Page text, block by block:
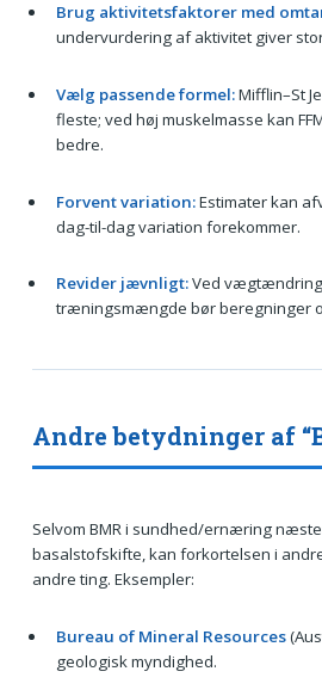
Brug aktivitetsfaktorer med
undervurdering af aktivitet giver
Vælg passende formel:Mifflin–St
fleste; ved høj muskelmasse kan
bedre.
Forvent variation:Estimater kan
dag-til-dag variation forekommer.
Revider jævnligt:Ved
træningsmængde bør beregninger
Andre betydninger af
Selvom BMR i sundhed/ernæring
basalstofskifte, kan forkortelsen i
andre ting. Eksempler:
Bureau of Mineral Resources
geologisk myndighed.